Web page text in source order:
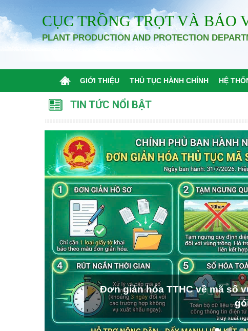
CỤC TRỒNG TRỌT VÀ BẢO
PLANT PRODUCTION AND PROTECTION
GIỚI THIỆU THỦ TỤC HÀNH CHÍNH HỆ
TIN TỨC NỔI BẬT
Đơn giản hóa TTHC về mã số